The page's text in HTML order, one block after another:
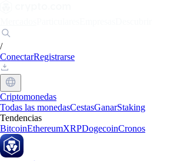
/
ConectarRegistrarse
Criptomonedas
Todas las monedasCestasGanarStaking
Tendencias
BitcoinEthereumXRPDogecoinCronos